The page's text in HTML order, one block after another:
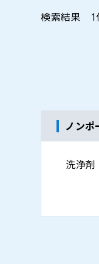
検索結果 1
ノンポ
洗浄剤